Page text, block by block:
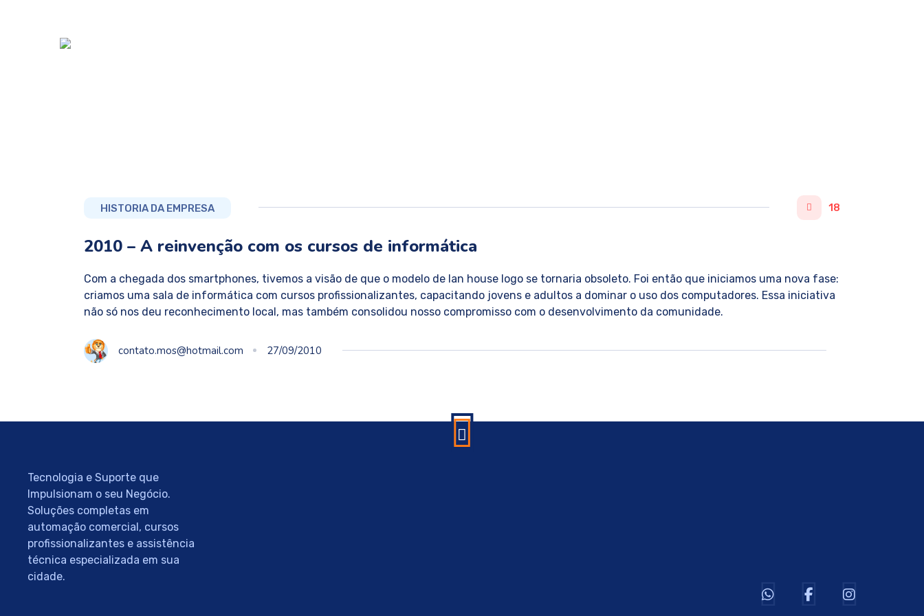
HISTORIA DA EMPRESA 18
2010 – A reinvenção com os cursos de informática
Com a chegada dos smartphones, tivemos a visão de que o modelo de lan house logo se tornaria obsoleto. Foi então que iniciamos uma nova fase:
criamos uma sala de informática com cursos profissionalizantes, capacitando jovens e adultos a dominar o uso dos computadores. Essa iniciativa
não só nos deu reconhecimento local, mas também consolidou nosso compromisso com o desenvolvimento da comunidade.
contato.mos@hotmail.com 27/09/2010
Tecnologia e Suporte que
Impulsionam o seu Negócio.
Soluções completas em
automação comercial, cursos
profissionalizantes e assistência
técnica especializada em sua
cidade.